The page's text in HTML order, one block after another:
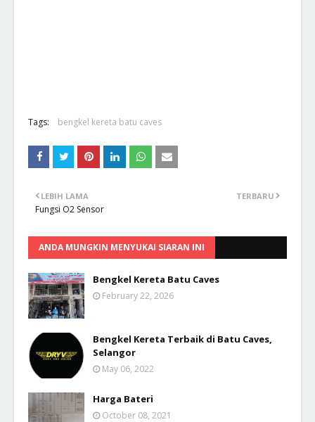
Tags: bengkel kereta batu caves
TERBARU
LEBIH LAMA
Fungsi O2 Sensor
ANDA MUNGKIN MENYUKAI SIARAN INI
Bengkel Kereta Batu Caves
February 22, 2026
Bengkel Kereta Terbaik di Batu Caves,
Selangor
May 06, 2022
Harga Bateri
October 08, 2021